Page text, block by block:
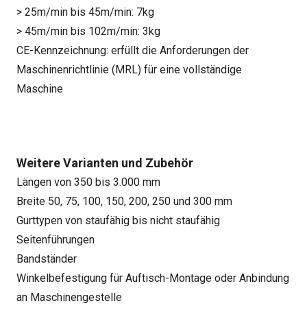
> 25m/min bis 45m/min: 7kg
> 45m/min bis 102m/min: 3kg
CE-Kennzeichnung: erfüllt die Anforderungen der
Maschinenrichtlinie (MRL) für eine vollständige
Maschine
Weitere Varianten und Zubehör
Längen von 350 bis 3.000 mm
Breite 50, 75, 100, 150, 200, 250 und 300 mm
Gurttypen von staufähig bis nicht staufähig
Seitenführungen
Bandständer
Winkelbefestigung für Auftisch-Montage oder Anbindung
an Maschinengestelle